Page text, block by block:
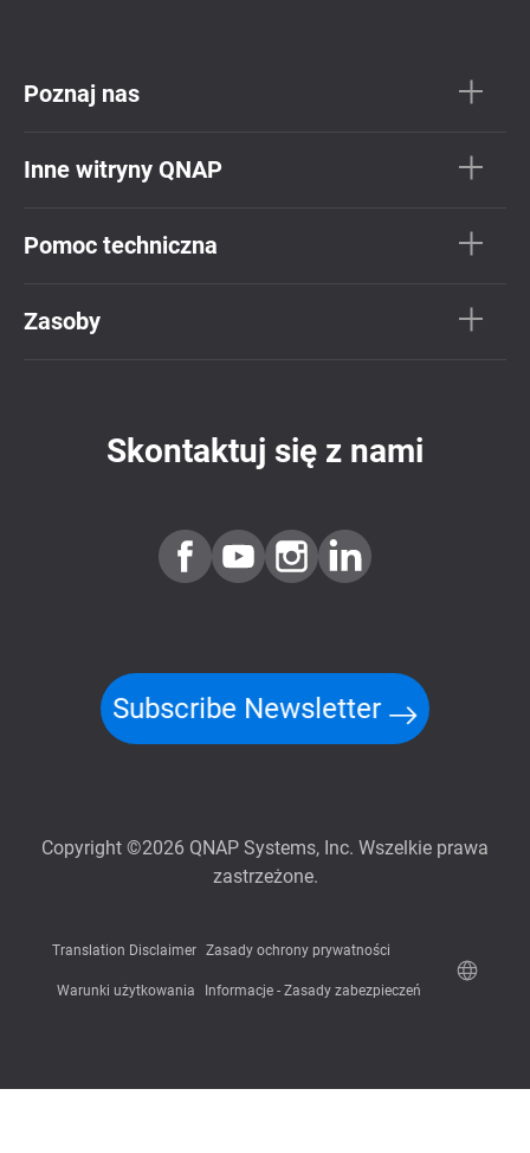
Poznaj nas
Inne witryny QNAP
Pomoc techniczna
Zasoby
Skontaktuj się z nami
Subscribe Newsletter
Copyright ©2026 QNAP Systems, Inc. Wszelkie prawa
zastrzeżone.
Translation Disclaimer Zasady ochrony prywatności
Warunki użytkowania Informacje - Zasady zabezpieczeń